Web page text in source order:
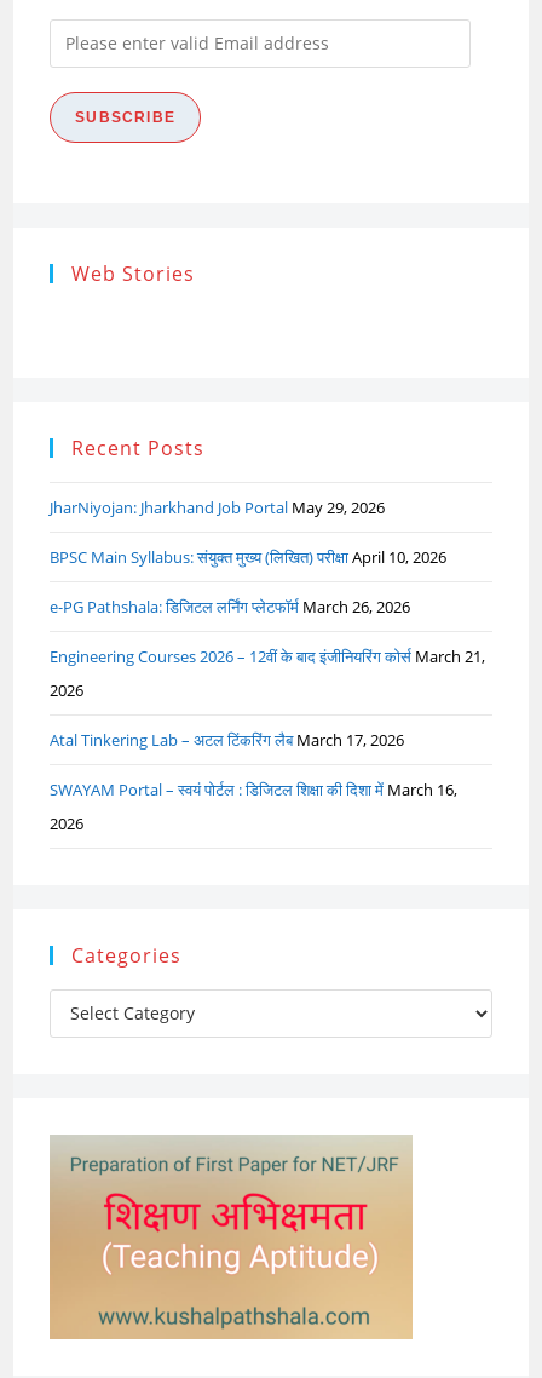
Please
enter
valid
Email
SUBSCRIBE
Web Stories
Research
Ethics (शोध
Recent Posts
JharNiyojan: Jharkhand Job Portal May 29, 2026
BPSC Main Syllabus: संयुक्त मुख्य (लिखित) परीक्षाApril 10, 2026
e-PG Pathshala: डिजिटल लर्निंग प्लेटफॉर्म March 26, 2026
Engineering Courses 2026 – 12वीं के बाद इंजीनियरिंग कोर्स March 21,
2026
Atal Tinkering Lab – अटल टिंकरिंग लैब March 17, 2026
SWAYAM Portal – स्वयं पोर्टल : डिजिटल शिक्षा की दिशा में March 16,
2026
Categories
Categories